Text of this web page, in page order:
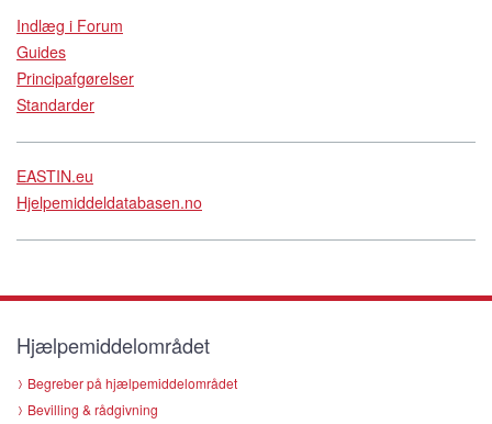
Indlæg i Forum
Guides
Principafgørelser
Standarder
EASTIN.eu
Hjelpemiddeldatabasen.no
Hjælpemiddelområdet
Begreber på hjælpemiddelområdet
Bevilling & rådgivning